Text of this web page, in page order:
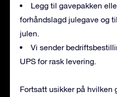
Legg til gavepakken
forhåndslagd julegave og
julen.
Vi sender
UPS for rask levering.
Fortsatt usikker på hvilken